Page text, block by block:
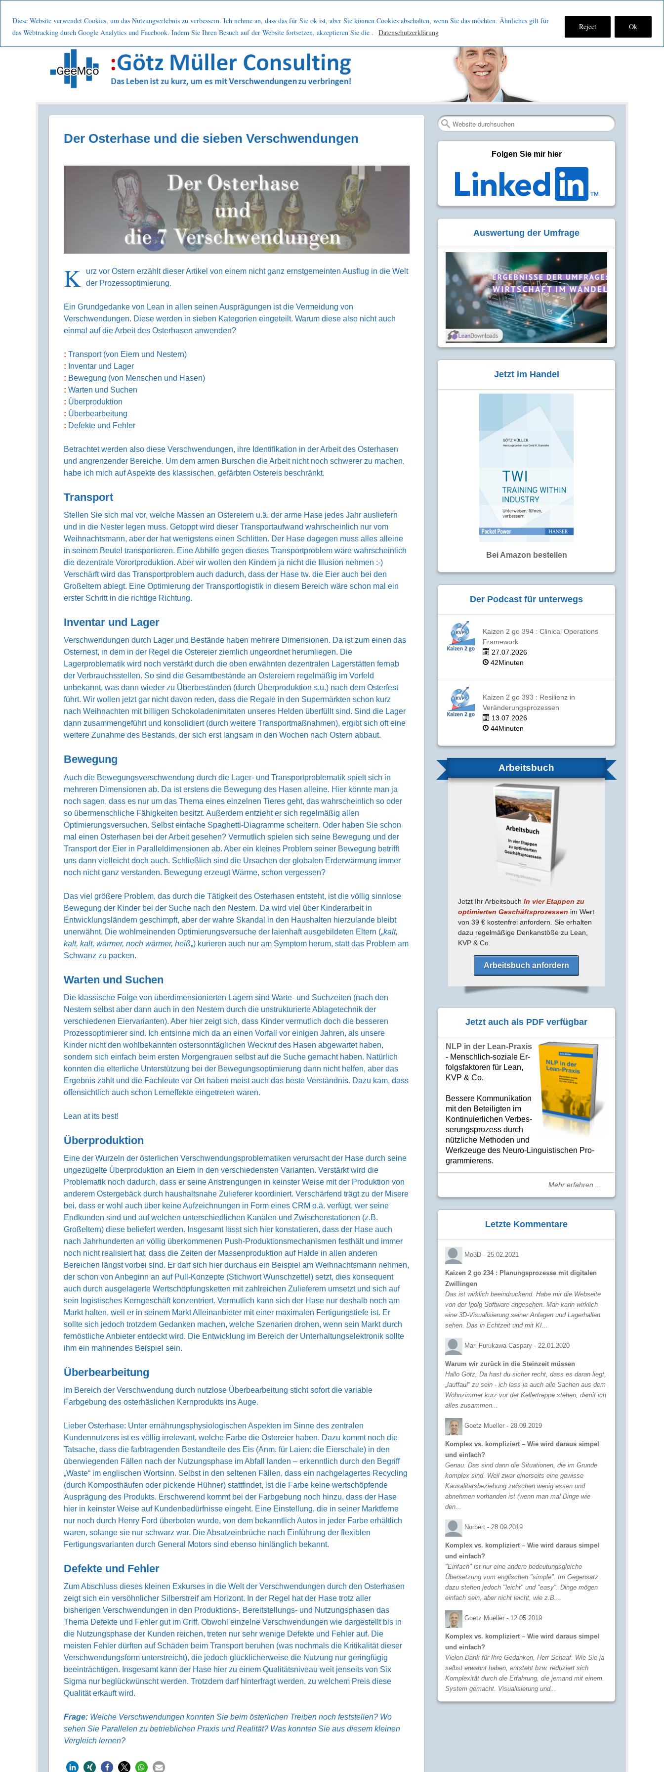
Diese Website verwendet Cookies, um das Nutzungserlebnis zu verbessern. Ich nehme an, dass das für Sie ok ist, aber Sie können Cookies abschalten, wenn Sie das möchten. Ähnliches gilt für
das Webtracking durch Google Analytics und Facebook. Indem Sie Ihren Besuch auf der Website fortsetzen, akzeptieren Sie die . Datenschutzerklärung
Reject Ok
Menu
Start
Leistung Nutzen Über mich Netzwerk Kontakt Blog
Podcast
Fan Verbinden
RSS-
Prozesse . Systematisch . Kontinuierlich . Verbessern
Search
Der Osterhase und die sieben Verschwendungen
K
urz vor Ostern erzählt dieser Artikel von einem nicht ganz ernstgemeinten Ausflug in die Welt
der Prozessoptimierung.
Ein Grundgedanke von Lean in allen seinen Ausprägungen ist die Vermeidung von
Verschwendungen. Diese werden in sieben Kategorien eingeteilt. Warum diese also nicht auch
einmal auf die Arbeit des Osterhasen anwenden?
Transport (von Eiern und Nestern)
Inventar und Lager
Bewegung (von Menschen und Hasen)
Warten und Suchen
Überproduktion
Überbearbeitung
Defekte und Fehler
Betrachtet werden also diese Verschwendungen, ihre Identifikation in der Arbeit des Osterhasen
und angrenzender Bereiche. Um dem armen Burschen die Arbeit nicht noch schwerer zu machen,
habe ich mich auf Aspekte des klassischen, gefärbten Ostereis beschränkt.
Transport
Stellen Sie sich mal vor, welche Massen an Ostereiern u.ä. der arme Hase jedes Jahr ausliefern
und in die Nester legen muss. Getoppt wird dieser Transportaufwand wahrscheinlich nur vom
Weihnachtsmann, aber der hat wenigstens einen Schlitten. Der Hase dagegen muss alles alleine
in seinem Beutel transportieren. Eine Abhilfe gegen dieses Transportproblem wäre wahrscheinlich
die dezentrale Vorortproduktion. Aber wir wollen den Kindern ja nicht die Illusion nehmen :-)
Verschärft wird das Transportproblem auch dadurch, dass der Hase tw. die Eier auch bei den
Großeltern ablegt. Eine Optimierung der Transportlogistik in diesem Bereich wäre schon mal ein
erster Schritt in die richtige Richtung.
Inventar und Lager
Verschwendungen durch Lager und Bestände haben mehrere Dimensionen. Da ist zum einen das
Osternest, in dem in der Regel die Ostereier ziemlich ungeordnet herumliegen. Die
Lagerproblematik wird noch verstärkt durch die oben erwähnten dezentralen Lagerstätten fernab
der Verbrauchsstellen. So sind die Gesamtbestände an Ostereiern regelmäßig im Vorfeld
unbekannt, was dann wieder zu Überbeständen (durch Überproduktion s.u.) nach dem Osterfest
führt. Wir wollen jetzt gar nicht davon reden, dass die Regale in den Supermärkten schon kurz
nach Weihnachten mit billigen Schokoladenimitaten unseres Helden überfüllt sind. Sind die Lager
dann zusammengeführt und konsolidiert (durch weitere Transportmaßnahmen), ergibt sich oft eine
weitere Zunahme des Bestands, der sich erst langsam in den Wochen nach Ostern abbaut.
Bewegung
Auch die Bewegungsverschwendung durch die Lager- und Transportproblematik spielt sich in
mehreren Dimensionen ab. Da ist erstens die Bewegung des Hasen alleine. Hier könnte man ja
noch sagen, dass es nur um das Thema eines einzelnen Tieres geht, das wahrscheinlich so oder
so übermenschliche Fähigkeiten besitzt. Außerdem entzieht er sich regelmäßig allen
Optimierungsversuchen. Selbst einfache Spaghetti-Diagramme scheitern. Oder haben Sie schon
mal einen Osterhasen bei der Arbeit gesehen? Vermutlich spielen sich seine Bewegung und der
Transport der Eier in Paralleldimensionen ab. Aber ein kleines Problem seiner Bewegung betrifft
uns dann vielleicht doch auch. Schließlich sind die Ursachen der globalen Erderwärmung immer
noch nicht ganz verstanden. Bewegung erzeugt Wärme, schon vergessen?
Das viel größere Problem, das durch die Tätigkeit des Osterhasen entsteht, ist die völlig sinnlose
Bewegung der Kinder bei der Suche nach den Nestern. Da wird viel über Kinderarbeit in
Entwicklungsländern geschimpft, aber der wahre Skandal in den Haushalten hierzulande bleibt
unerwähnt. Die wohlmeinenden Optimierungsversuche der laienhaft ausgebildeten Eltern („kalt,
kalt, kalt, wärmer, noch wärmer, heiß„) kurieren auch nur am Symptom herum, statt das Problem am
Schwanz zu packen.
Warten und Suchen
Die klassische Folge von überdimensionierten Lagern sind Warte- und Suchzeiten (nach den
Nestern selbst aber dann auch in den Nestern durch die unstrukturierte Ablagetechnik der
verschiedenen Eiervarianten). Aber hier zeigt sich, dass Kinder vermutlich doch die besseren
Prozessoptimierer sind. Ich entsinne mich da an einen Vorfall vor einigen Jahren, als unsere
Kinder nicht den wohlbekannten ostersonntäglichen Weckruf des Hasen abgewartet haben,
sondern sich einfach beim ersten Morgengrauen selbst auf die Suche gemacht haben. Natürlich
konnten die elterliche Unterstützung bei der Bewegungsoptimierung dann nicht helfen, aber das
Ergebnis zählt und die Fachleute vor Ort haben meist auch das beste Verständnis. Dazu kam, dass
offensichtlich auch schon Lerneffekte eingetreten waren.
Lean at its best!
Überproduktion
Eine der Wurzeln der österlichen Verschwendungsproblematiken verursacht der Hase durch seine
ungezügelte Überproduktion an Eiern in den verschiedensten Varianten. Verstärkt wird die
Problematik noch dadurch, dass er seine Anstrengungen in keinster Weise mit der Produktion von
anderem Ostergebäck durch haushaltsnahe Zulieferer koordiniert. Verschärfend trägt zu der Misere
bei, dass er wohl auch über keine Aufzeichnungen in Form eines CRM o.ä. verfügt, wer seine
Endkunden sind und auf welchen unterschiedlichen Kanälen und Zwischenstationen (z.B.
Großeltern) diese beliefert werden. Insgesamt lässt sich hier konstatieren, dass der Hase auch
nach Jahrhunderten an völlig überkommenen Push-Produktionsmechanismen festhält und immer
noch nicht realisiert hat, dass die Zeiten der Massenproduktion auf Halde in allen anderen
Bereichen längst vorbei sind. Er darf sich hier durchaus ein Beispiel am Weihnachtsmann nehmen,
der schon von Anbeginn an auf Pull-Konzepte (Stichwort Wunschzettel) setzt, dies konsequent
auch durch ausgelagerte Wertschöpfungsketten mit zahlreichen Zulieferern umsetzt und sich auf
sein logistisches Kerngeschäft konzentriert. Vermutlich kann sich der Hase nur deshalb noch am
Markt halten, weil er in seinem Markt Alleinanbieter mit einer maximalen Fertigungstiefe ist. Er
sollte sich jedoch trotzdem Gedanken machen, welche Szenarien drohen, wenn sein Markt durch
fernöstliche Anbieter entdeckt wird. Die Entwicklung im Bereich der Unterhaltungselektronik sollte
ihm ein mahnendes Beispiel sein.
Überbearbeitung
Im Bereich der Verschwendung durch nutzlose Überbearbeitung sticht sofort die variable
Farbgebung des osterhäslichen Kernprodukts ins Auge.
Lieber Osterhase: Unter ernährungsphysiologischen Aspekten im Sinne des zentralen
Kundennutzens ist es völlig irrelevant, welche Farbe die Ostereier haben. Dazu kommt noch die
Tatsache, dass die farbtragenden Bestandteile des Eis (Anm. für Laien: die Eierschale) in den
überwiegenden Fällen nach der Nutzungsphase im Abfall landen – erkenntlich durch den Begriff
„Waste“ im englischen Wortsinn. Selbst in den seltenen Fällen, dass ein nachgelagertes Recycling
(durch Komposthäufen oder pickende Hühner) stattfindet, ist die Farbe keine wertschöpfende
Ausprägung des Produkts. Erschwerend kommt bei der Farbgebung noch hinzu, dass der Hase
hier in keinster Weise auf Kundenbedürfnisse eingeht. Eine Einstellung, die in seiner Marktferne
nur noch durch Henry Ford überboten wurde, von dem bekanntlich Autos in jeder Farbe erhältlich
waren, solange sie nur schwarz war. Die Absatzeinbrüche nach Einführung der flexiblen
Fertigungsvarianten durch General Motors sind ebenso hinlänglich bekannt.
Defekte und Fehler
Zum Abschluss dieses kleinen Exkurses in die Welt der Verschwendungen durch den Osterhasen
zeigt sich ein versöhnlicher Silberstreif am Horizont. In der Regel hat der Hase trotz aller
bisherigen Verschwendungen in den Produktions-, Bereitstellungs- und Nutzungsphasen das
Thema Defekte und Fehler gut im Griff. Obwohl einzelne Verschwendungen wie dargestellt bis in
die Nutzungsphase der Kunden reichen, treten nur sehr wenige Defekte und Fehler auf. Die
meisten Fehler dürften auf Schäden beim Transport beruhen (was nochmals die Kritikalität dieser
Verschwendungsform unterstreicht), die jedoch glücklicherweise die Nutzung nur geringfügig
beeinträchtigen. Insgesamt kann der Hase hier zu einem Qualitätsniveau weit jenseits von Six
Sigma nur beglückwünscht werden. Trotzdem darf hinterfragt werden, zu welchem Preis diese
Qualität erkauft wird.
Frage: Welche Verschwendungen konnten Sie beim österlichen Treiben noch feststellen? Wo
sehen Sie Parallelen zu betrieblichen Praxis und Realität? Was konnten Sie aus diesem kleinen
Vergleich lernen?
Folgen Sie mir hier
Auswertung der Umfrage
Jetzt im Handel
Bei Amazon bestellen
Der Podcast für unterwegs
Kaizen 2 go 394 : Clinical Operations
Framework
27.07.2026
42Minuten
Kaizen 2 go 393 : Resilienz in
Veränderungsprozessen
13.07.2026
44Minuten
Arbeitsbuch
Jetzt Ihr Arbeitsbuch In vier Etappen zu
optimierten Geschäfts­prozessen im Wert
von 39 € kostenfrei anfordern. Sie erhalten
dazu regel­mäßige Denk­anstöße zu Lean,
KVP & Co.
Arbeitsbuch anfordern
Jetzt auch als PDF verfügbar
NLP in der Lean-Praxis
- Mensch­lich-soziale Er­
folgs­fak­to­ren für Lean,
KVP & Co.
Bes­se­re Kom­­mu­­ni­ka­tion
mit den Betei­lig­ten im
Kon­ti­nuier­li­chen Ver­bes­
se­rungs­­pro­­zess durch
nütz­­liche Me­­tho­­den und
Werk­­zeuge des Neuro-Linguis­­ti­schen Pro­­
gram­­mie­­rens.
Mehr erfahren ...
Letzte Kommentare
Mo3D - 25.02.2021
Kaizen 2 go 234 : Planungsprozesse mit digitalen
Zwillingen
Das ist wirklich beeindruckend. Habe mir die Webseite
von der Ipolg Software angesehen. Man kann wirklich
eine 3D-Visualisierung seiner Anlagen und Lagerhallen
sehen. Das in Echtzeit und mit KI...
Mari Furukawa-Caspary - 22.01.2020
Warum wir zurück in die Steinzeit müssen
Hallo Götz, Da hast du sicher recht, dass es daran liegt,
„lauffaul“ zu sein - ich lass ja auch alle Sachen aus dem
Wohnzimmer kurz vor der Kellertreppe stehen, damit ich
alles zusammen...
Goetz Mueller - 28.09.2019
Komplex vs. kompliziert – Wie wird daraus simpel
und einfach?
Genau. Das sind dann die Situationen, die im Grunde
komplex sind. Weil zwar einerseits eine gewisse
Kausalitätsbeziehung zwischen wenig essen und
abnehmen vorhanden ist (wenn man mal Dinge wie
den...
Norbert - 28.09.2019
Komplex vs. kompliziert – Wie wird daraus simpel
und einfach?
"Einfach" ist nur eine andere bedeutungsgleiche
Übersetzung vom englischen "simple". Im Gegensatz
dazu stehen jedoch "leicht" und "easy". Dinge mögen
einfach sein, aber nicht leicht, wie z.B....
Goetz Mueller - 12.05.2019
Komplex vs. kompliziert – Wie wird daraus simpel
und einfach?
Vielen Dank für Ihre Gedanken, Herr Schaaf. Wie Sie ja
selbst erwähnt haben, entsteht bzw. reduziert sich
Komplexität durch die Erfahrung, die jemand mit einem
System gemacht. Visualisierung und...